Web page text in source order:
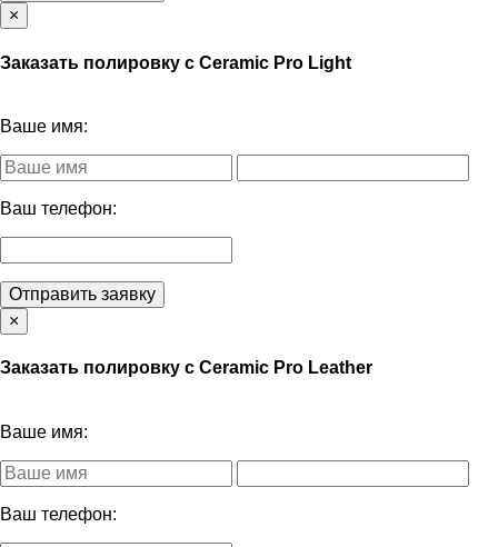
×
Заказать полировку с Ceramic Pro Light
Ваше имя:
Ваш телефон:
Отправить заявку
×
Заказать полировку с Ceramic Pro Leather
Ваше имя:
Ваш телефон: